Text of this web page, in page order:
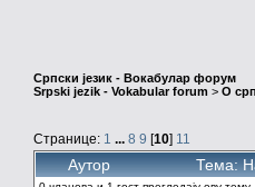
Српски језик - Вокабулар форум
Srpski jezik - Vokabular forum > О
Странице: 1 ... 8 9 [10] 11
Аутор Тема: